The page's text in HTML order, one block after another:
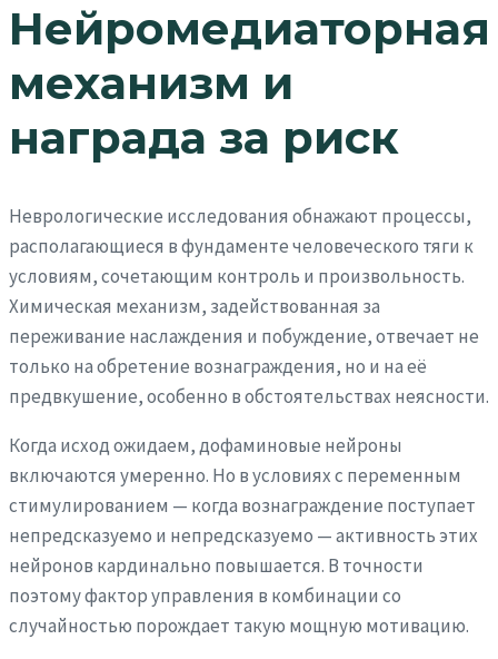
Нейромедиаторная
механизм и
награда за риск
Неврологические исследования обнажают процессы,
располагающиеся в фундаменте человеческого тяги к
условиям, сочетающим контроль и произвольность.
Химическая механизм, задействованная за
переживание наслаждения и побуждение, отвечает не
только на обретение вознаграждения, но и на её
предвкушение, особенно в обстоятельствах неясности.
Когда исход ожидаем, дофаминовые нейроны
включаются умеренно. Но в условиях с переменным
стимулированием — когда вознаграждение поступает
непредсказуемо и непредсказуемо — активность этих
нейронов кардинально повышается. В точности
поэтому фактор управления в комбинации со
случайностью порождает такую мощную мотивацию.